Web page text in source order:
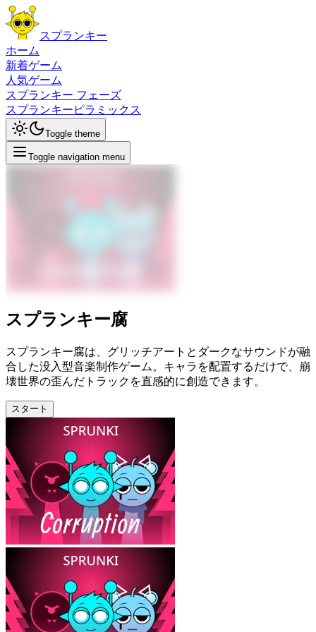
スプランキー
ホーム
新着ゲーム
人気ゲーム
スプランキー フェーズ
スプランキーピラミックス
Toggle theme
Toggle navigation menu
スプランキー腐
スプランキー腐は、グリッチアートとダークなサウンドが融
合した没入型音楽制作ゲーム。キャラを配置するだけで、崩
壊世界の歪んだトラックを直感的に創造できます。
スタート